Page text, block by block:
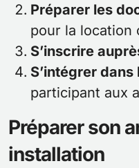
Préparer les
pour la location
S’inscrire
S’intégrer
participant aux
Préparer son
installation